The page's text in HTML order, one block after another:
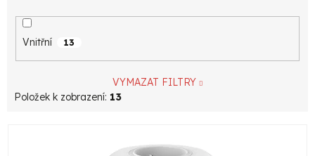
Vnitřní 13
VYMAZAT FILTRY
Položek k zobrazení: 13